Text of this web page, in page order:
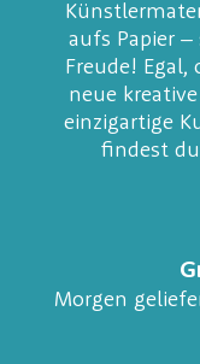
aufs Papier
Freude!
neue
einzigartige
findest du
Morgen